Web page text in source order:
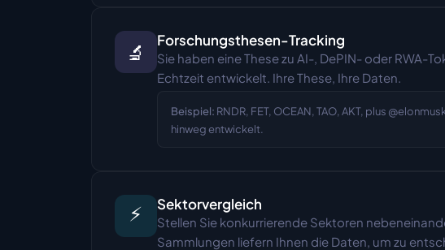
🔬 Forschungsthesen-Tracking
Sie haben eine These zu AI-, DePIN- oder RWA-
Echtzeit entwickelt. Ihre These, Ihre Daten.
Beispiel: RNDR, FET, OCEAN, TAO, AKT, plus
hinweg entwickelt.
⚡ Sektorvergleich
Stellen Sie konkurrierende Sektoren
Sammlungen liefern Ihnen die Daten, um zu